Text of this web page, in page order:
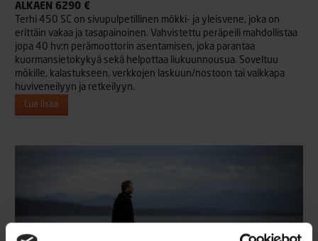
ALKAEN 6290 €
Terhi 450 SC on sivupulpetillinen mökki- ja yleisvene, joka on
erittäin vakaa ja tasapainoinen. Vahvistettu peräpeili mahdollistaa
jopa 40 hv:n perämoottorin asentamisen, joka parantaa
kuormansietokykyä sekä helpottaa liukuunnousua. Soveltuu
mökille, kalastukseen, verkkojen laskuun/nostoon tai vaikkapa
huviveneilyyn ja retkeilyyn.
Lue lisää